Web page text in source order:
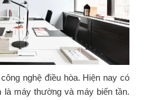
nghệ điều hòa. Hiện nay có
là máy thường và máy biến tần.